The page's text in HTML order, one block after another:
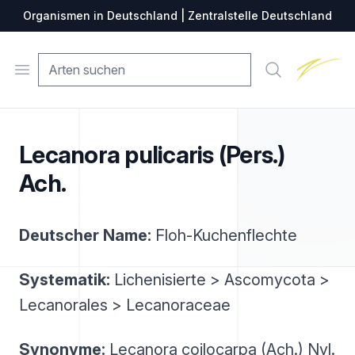
Organismen in Deutschland | Zentralstelle Deutschland
Open menu Suche
Lecanora pulicaris (Pers.)
Ach.
Deutscher Name: Floh-Kuchenflechte
Systematik: Lichenisierte > Ascomycota >
Lecanorales > Lecanoraceae
Synonyme: Lecanora coilocarpa (Ach.) Nyl.